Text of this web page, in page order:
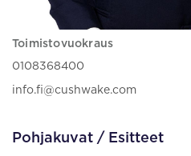
Toimistovuokraus
0108368400
info.fi@cushwake.com
Pohjakuvat / Esitteet